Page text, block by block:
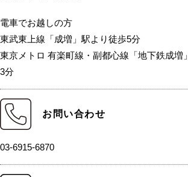
電車でお越しの方
東武東上線「成増」駅より徒歩5分
東京メトロ 有楽町線・副都心線「地下鉄成増
3分
お問い合わせ
03-6915-6870